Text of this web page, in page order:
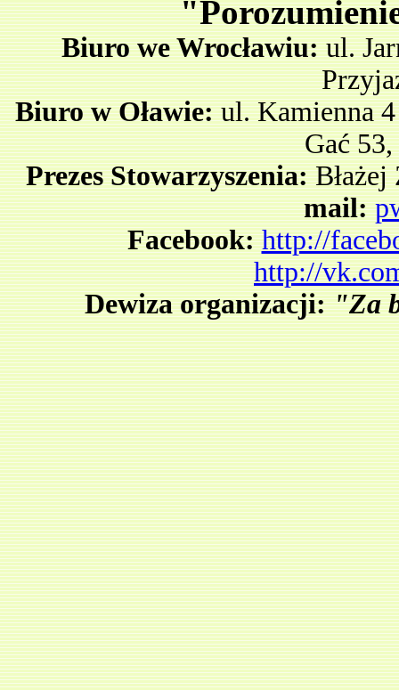
Biuro we Wrocławiu:ul.
Biuro w Oławie:ul. Kamienna
Gać 53,
Prezes Stowarzyszenia:Błażej
mail:
Facebook:http://
http://
Dewiza organizacji:"Za